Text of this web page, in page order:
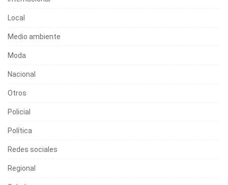
Local
Medio ambiente
Moda
Nacional
Otros
Policial
Política
Redes sociales
Regional